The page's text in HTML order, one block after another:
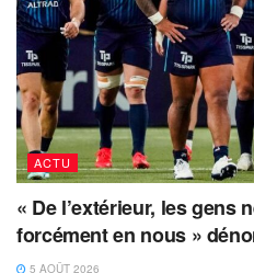
ACTU
« De l’extérieur, les gens
forcément en nous »
5 AOÛT 2026